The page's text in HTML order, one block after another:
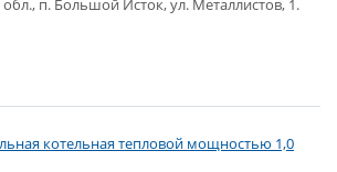
обл., п. Большой Исток, ул. Металлистов, 1.